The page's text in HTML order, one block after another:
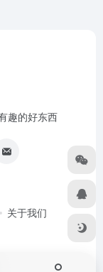
趣的好东西
关于我们